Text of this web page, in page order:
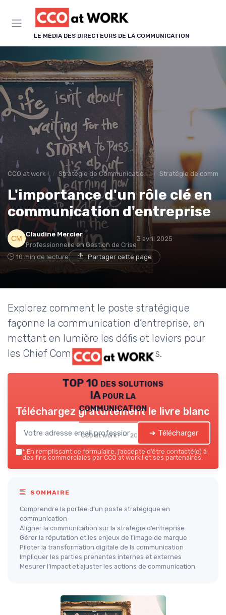
LE MÉDIA DES DIRECTEURS DE LA COMMUNICATION
CCO at work ! Stratégie de Communication & Image Stratégie de
L'importance d'un rôle clé en
communication d'entreprise
Claudine Mercier
Professionnelle en Gestion de Crise
3 avril 2025
10 min de lecture Partager cette page
Explorez comment le poste stratégique
façonne la communication d’entreprise, en
mettant en lumière les défis et leviers pour
les Chief Communication Officers.
TOP 10 des solutions
IA pour la
communication
CCO at work ! — 2026
Téléchargez gratuitement le livre blanc
➔ Télécharger
* En remplissant ce formulaire, j’accepte d’être contacté(e) à
des fins commerciales par CCO at work ! et ses partenaires.
SOMMAIRE
Comprendre la portée d’un poste stratégique en
communication
Aligner la communication sur la stratégie d’entreprise
Gérer la réputation et les enjeux de l’image de marque
Piloter la transformation digitale de la communication
Impliquer les parties prenantes internes et externes
Mesurer l’impact et ajuster les actions de communication
Panneau de gestion des cookies